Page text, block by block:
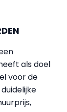
als doel
voor de